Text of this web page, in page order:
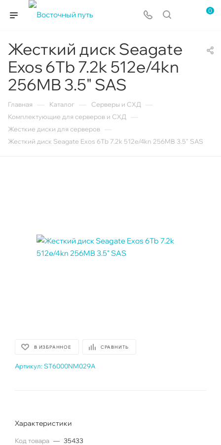
0
Жесткий диск Seagate
Exos 6Tb 7.2k 512e/4kn
256MB 3.5" SAS
Главная Каталог Серверы и СХД
Комплектующие для серверов и СХД
Жесткие диски для серверов
Жесткий диск Seagate Exos 6Tb 7.2k 512e/4kn 256MB 3.5" SAS
В ИЗБРАННОЕ СРАВНИТЬ
Артикул: ST6000NM029A
Характеристики
Код товара — 35433